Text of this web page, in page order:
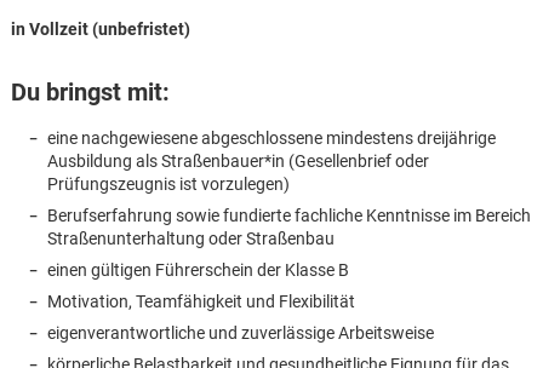
in Vollzeit (unbefristet)
Du bringst mit:
eine nachgewiesene abgeschlossene mindestens dreijährige
Ausbildung als Straßenbauer*in (Gesellenbrief oder
Prüfungszeugnis ist vorzulegen)
Berufserfahrung sowie fundierte fachliche Kenntnisse im Bereich
Straßenunterhaltung oder Straßenbau
einen gültigen Führerschein der Klasse B
Motivation, Teamfähigkeit und Flexibilität
eigenverantwortliche und zuverlässige Arbeitsweise
körperliche Belastbarkeit und gesundheitliche Eignung für das
Karte anzeigen